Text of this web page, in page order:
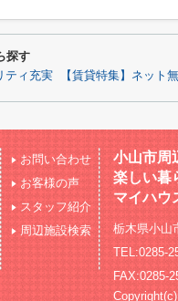
探す
ティ充実 【賃貸特集】ネット
お問い合わせ
お客様の声
スタッフ紹介
周辺施設検索
小山市周
楽しい暮
マイハウ
栃木県小山
TEL:0285-
FAX:0285-